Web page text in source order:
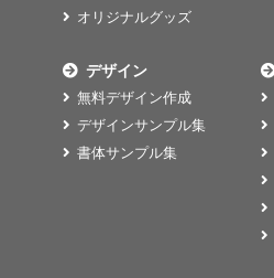
オリジナルグッズ
デザイン
無料デザイン作成
デザインサンプル集
書体サンプル集